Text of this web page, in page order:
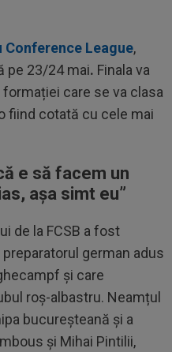
League,
pe 23/24 mai. Finala va
care se va clasa
fiind cotată cu cele mai
e să facem un
așa simt eu”
de la FCSB a fost
german adus
și care
roș-albastru. Neamțul
bucureșteană și a
și Mihai Pintilii,